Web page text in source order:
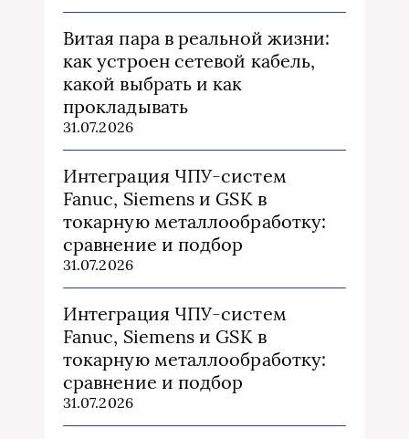
Витая пара в реальной жизни:
как устроен сетевой кабель,
какой выбрать и как
прокладывать
31.07.2026
Интеграция ЧПУ-систем
Fanuc, Siemens и GSK в
токарную металлообработку:
сравнение и подбор
31.07.2026
Интеграция ЧПУ-систем
Fanuc, Siemens и GSK в
токарную металлообработку:
сравнение и подбор
31.07.2026